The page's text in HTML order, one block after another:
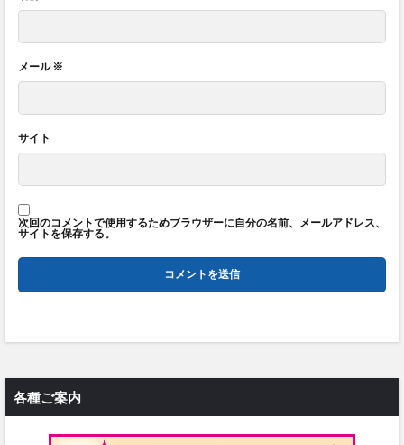
メール※
サイト
次回のコメントで使用するためブラウザーに自分の名前、メールアドレス、
サイトを保存する。
各種ご案内